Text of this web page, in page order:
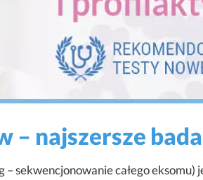
– najszersze
– sekwencjonowanie całego eksomu)